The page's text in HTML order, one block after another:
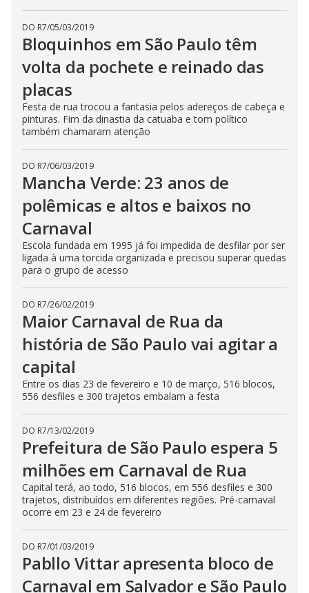
DO R7/05/03/2019
Bloquinhos em São Paulo têm
volta da pochete e reinado das
placas
Festa de rua trocou a fantasia pelos adereços de cabeça e
pinturas. Fim da dinastia da catuaba e tom político
também chamaram atenção
DO R7/06/03/2019
Mancha Verde: 23 anos de
polêmicas e altos e baixos no
Carnaval
Escola fundada em 1995 já foi impedida de desfilar por ser
ligada à uma torcida organizada e precisou superar quedas
para o grupo de acesso
DO R7/26/02/2019
Maior Carnaval de Rua da
história de São Paulo vai agitar a
capital
Entre os dias 23 de fevereiro e 10 de março, 516 blocos,
556 desfiles e 300 trajetos embalam a festa
DO R7/13/02/2019
Prefeitura de São Paulo espera 5
milhões em Carnaval de Rua
Capital terá, ao todo, 516 blocos, em 556 desfiles e 300
trajetos, distribuídos em diferentes regiões. Pré-carnaval
ocorre em 23 e 24 de fevereiro
DO R7/01/03/2019
Pabllo Vittar apresenta bloco de
Carnaval em Salvador e São Paulo